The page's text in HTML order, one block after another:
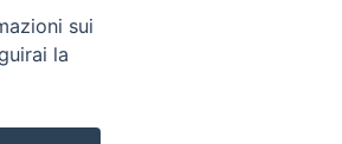
sui
la